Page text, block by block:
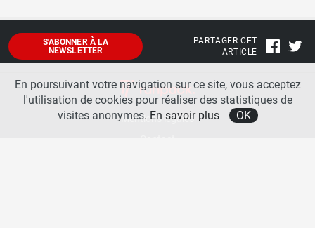
S'ABONNER À LA
NEWSLETTER
PARTAGER CET
ARTICLE
Mentions légales
En poursuivant votre navigation sur ce site, vous acceptez
l'utilisation de cookies pour réaliser des statistiques de
visites anonymes. En savoir plus OK